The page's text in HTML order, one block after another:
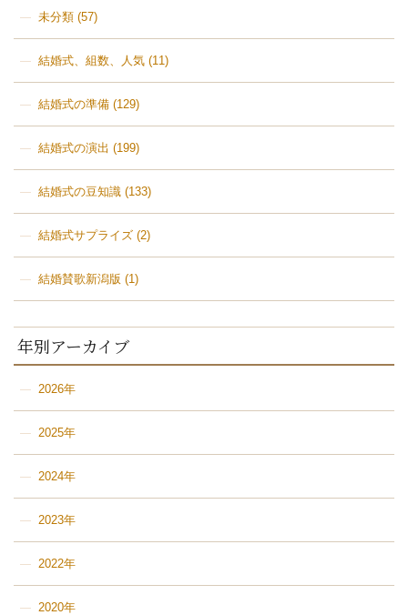
未分類(57)
結婚式、組数、人気(11)
結婚式の準備(129)
結婚式の演出 (199)
結婚式の豆知識(133)
結婚式サプライズ(2)
結婚賛歌新潟版 (1)
年別アーカイブ
2026年
2025年
2024年
2023年
2022年
2020年